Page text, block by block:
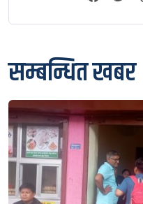
सम्बन्धित खबर